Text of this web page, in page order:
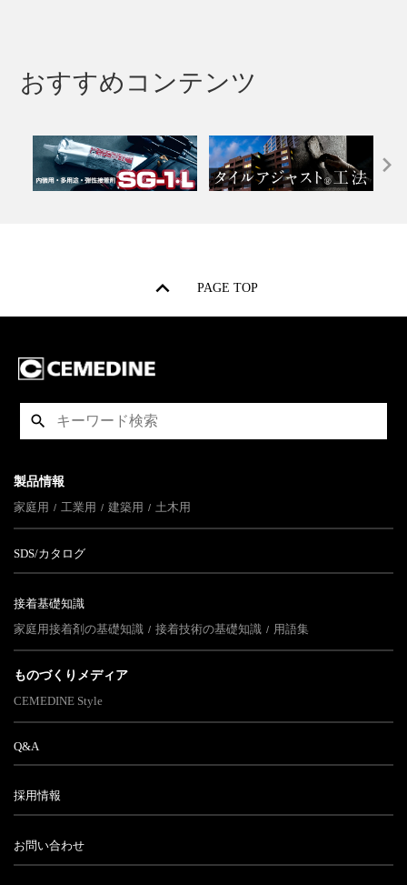
おすすめコンテンツ
PAGE TOP
製品情報
家庭用
工業用 建築用 土木用
SDS/カタログ
接着基礎知識
家庭用接着剤の基礎知識
接着技術の基礎知識 用語集
ものづくりメディア
CEMEDINE Style
Q&A
採用情報
お問い合わせ